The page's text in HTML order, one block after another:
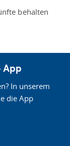
behalten
App
In unserem
die App